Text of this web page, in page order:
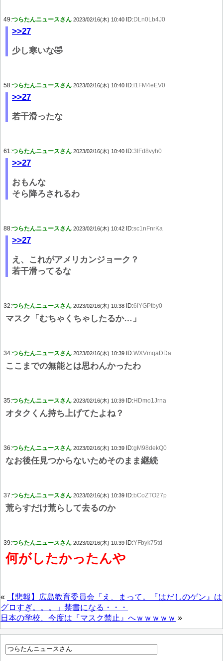
49:つらたんニュースさん 2023/02/16(木) 10:40 ID:DLn0Lb4J0
>>27
少し寒いな🤣
58:つらたんニュースさん 2023/02/16(木) 10:40 ID: l1FM4eEV0
>>27
若干滑ったな
61:つらたんニュースさん 2023/02/16(木) 10:40 ID:3IFd8vyh0
>>27
おもんな
そら降ろされるわ
88:つらたんニュースさん 2023/02/16(木) 10:42 ID:sc1nFnrKa
>>27
え、これがアメリカンジョーク？
若干滑ってるな
32:つらたんニュースさん 2023/02/16(木) 10:38 ID:6lYGPtby0
マスク「むちゃくちゃしたるか…」
34:つらたんニュースさん 2023/02/16(木) 10:39 ID:WXVmqaDDa
ここまでの無能とは思わんかったわ
35:つらたんニュースさん 2023/02/16(木) 10:39 ID:HDmo1Jrna
オタクくん持ち上げてたよね？
36:つらたんニュースさん 2023/02/16(木) 10:39 ID:gM98dekQ0
なお後任見つからないためそのまま継続
37:つらたんニュースさん 2023/02/16(木) 10:39 ID:bCoZTO27p
荒らすだけ荒らして去るのか
39:つらたんニュースさん 2023/02/16(木) 10:39 ID:YFbyk75td
何がしたかったんや
«
【悲報】広島教育委員会「え、まって。『はだしのゲン』は
グロすぎ。。。」禁書になる・・・
日本の学校、今度は『マスク禁止』へｗｗｗｗｗ »